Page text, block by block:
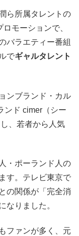
ら所属タレントの
モーションで、
バラエティー番組
でギャルタレント
ンブランド・カル
ンド cimer（シー
、若者から人気
・ポーランド人の
す。テレビ東京で
の関係が「完全消
なりました。
ファンが多く、元